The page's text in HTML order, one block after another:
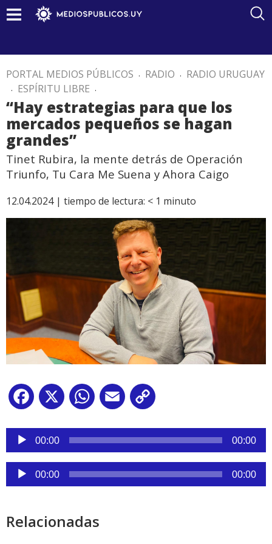
PORTAL MEDIOS PÚBLICOS . RADIO . RADIO URUGUAY
. ESPÍRITU LIBRE .
“Hay estrategias para que los
mercados pequeños se hagan
grandes”
Tinet Rubira, la mente detrás de Operación
Triunfo, Tu Cara Me Suena y Ahora Caigo
12.04.2024 | tiempo de lectura: < 1 minuto
Facebook
X WhatsApp
Email
Reproductor
audio
00:00 00:00
Reproductor
de
00:00 00:00
Relacionadas